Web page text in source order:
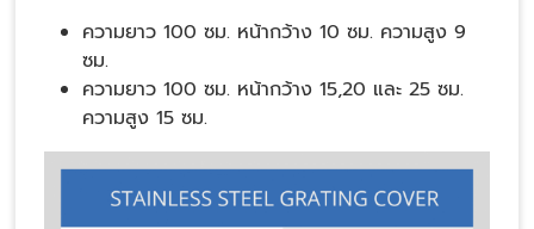
ความยาว 100 ซม. หน้ากว้าง 10 ซม. ความสูง 9
ซม.
ความยาว 100 ซม. หน้ากว้าง 15,20 และ 25 ซม.
ความสูง 15 ซม.